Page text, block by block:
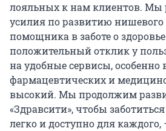
лояльных к нам клиентов.
усилия по развитию нишевого
помощника в заботе о
положительный отклик у
на удобные сервисы, особенно
фармацевтических и
высокий. Мы продолжим
«Здравсити», чтобы
легко и доступно для каждого,